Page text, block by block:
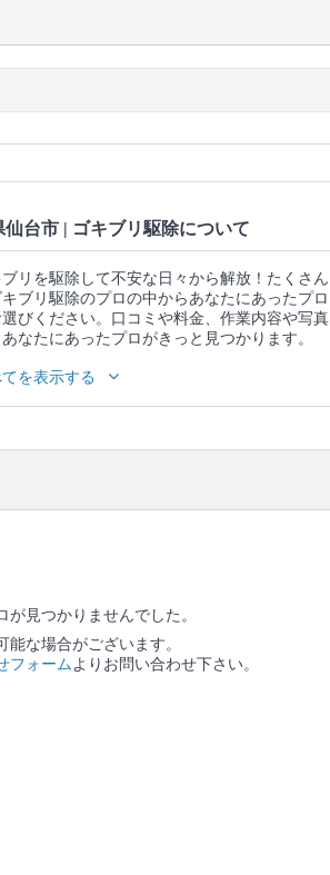
仙台市 | ゴキブリ駆除について
ブリを駆除して不安な日々から解放！たくさん
ブリ駆除のプロの中からあなたにあったプロ
選びください。口コミや料金、作業内容や写真
なたにあったプロがきっと見つかります。
価格に含まれるゴキブリ駆除の作業範囲
。
を表示する
見つかりませんでした。
な場合がございます。
フォームよりお問い合わせ下さい。